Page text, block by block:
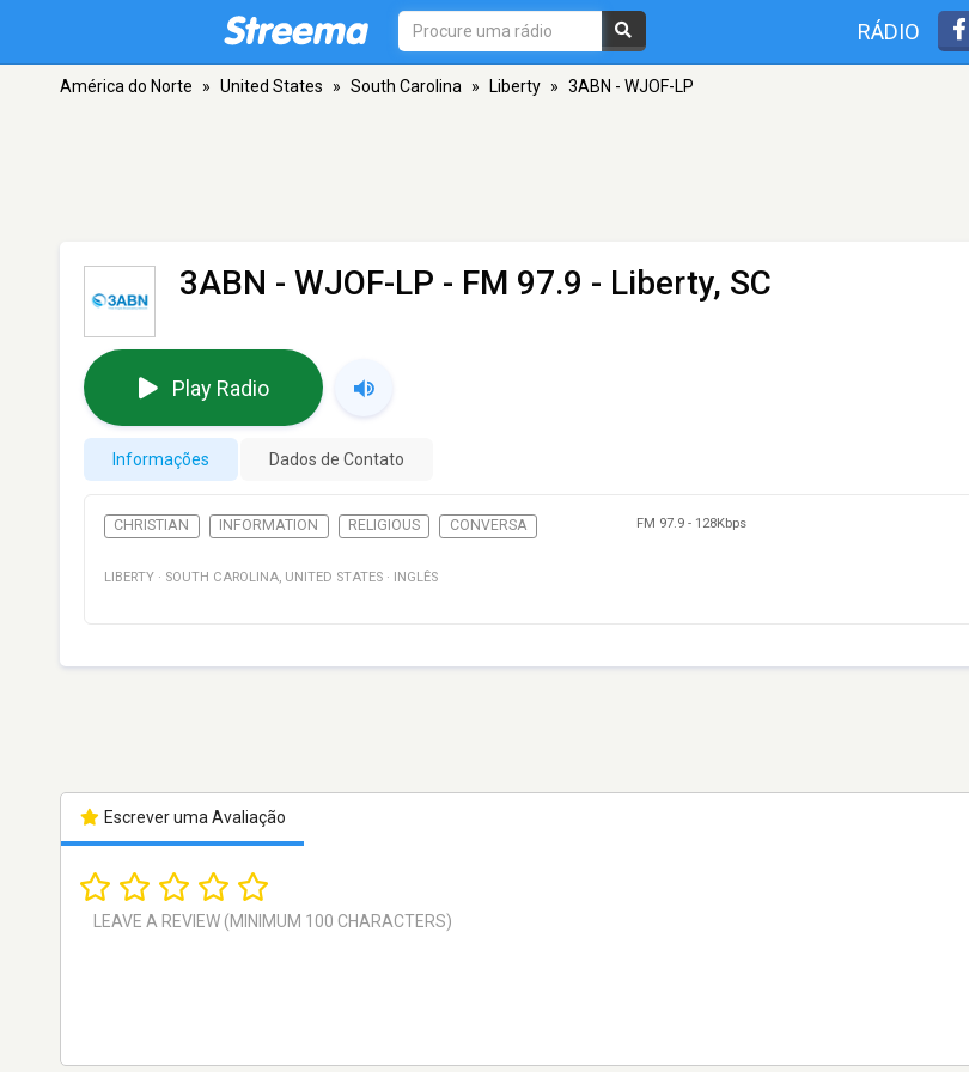
RÁDIO
América do Norte » United States » South Carolina » Liberty » 3ABN - WJOF-LP
3ABN - WJOF-LP - FM 97.9 - Liberty, SC
Play Radio
Informações Dados de Contato
CHRISTIAN INFORMATION RELIGIOUS CONVERSA FM 97.9 - 128Kbps
LIBERTY · SOUTH CAROLINA, UNITED STATES · INGLÊS
Escrever uma Avaliação